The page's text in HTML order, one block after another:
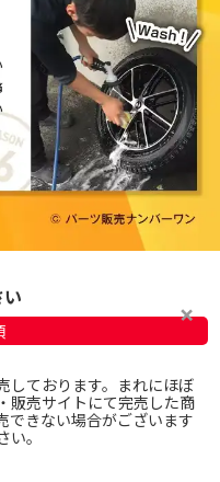
しております。まれにほぼ
販売サイトにて完売した商
できない場合がございます
。